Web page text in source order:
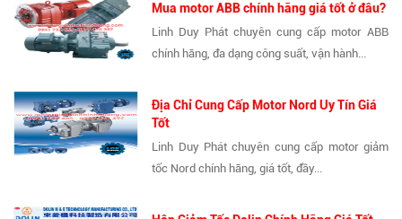
Mua motor ABB chính hãng giá tốt ở đâu?
Linh Duy Phát chuyên cung cấp motor ABB
chính hãng, đa dạng công suất, vận hành...
Địa Chỉ Cung Cấp Motor Nord Uy Tín Giá
Tốt
Linh Duy Phát chuyên cung cấp motor giảm
tốc Nord chính hãng, giá tốt, đầy...